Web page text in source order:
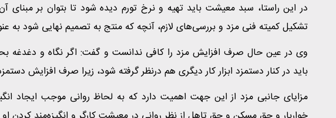
در این راستا، سبد معیشت باید تهیه و نرخ تورم دیده شود تا بتوان بر مبنای
تشکیل کمیته فنی مزد و بررسی‌های لازم، آنچه که منتج به تصمیم نهایی شود به
وی در عین حال صرف افزایش مزد را کافی ندانست و گفت: اگر نگاه و دغدغه
باید در کنار دستمزد ابزار کار دیگری هم درنظر گرفته شود، زیرا صرف افزایش
مزایای جانبی مزد از این جهت اهمیت دارد که به لحاظ روانی موجب ایجاد